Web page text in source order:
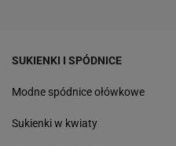
SUKIENKI I SPÓDNICE
Modne spódnice ołówkowe
Sukienki w kwiaty